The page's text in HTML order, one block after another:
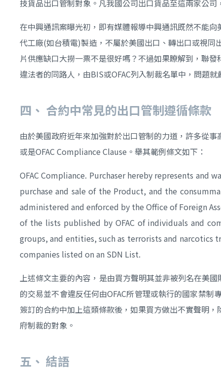
技貨品出口管制對象。凡我國公司出口貨品至這兩家公
在中興通訊案曝光初，即有媒體報導中興通訊既然不能
代工廠(如台積電)製造，不屬於美國出口、轉出口或視
片供應缺口大撈一票不是很好嗎？不過如果瞭解到，聯
違法者的同路人，由BIS或OFAC列入制裁名單中，問題就
四、 合約中常見的出口管制遵循條款
由於美國政府近年來加強對於出口管制的力道，許多從
或是OFAC Compliance Clause。舉其範例條文如下：
OFAC Compliance. Purchaser hereby represents
purchase and sale of the Product, and the
administered and enforced by the Office of Foreign
of the lists published by OFAC of individuals and
groups, and entities, such as terrorists and narcotics
companies listed on an SDN List.
上述條文主要的內容，是由買方聲明其並非被列名在美
的交易並不會違反任何由OFAC所管理或執行的國家禁
簽訂的合約中加上這類條款後，如果買方做出不實聲明
府制裁的對象。
五、 結語